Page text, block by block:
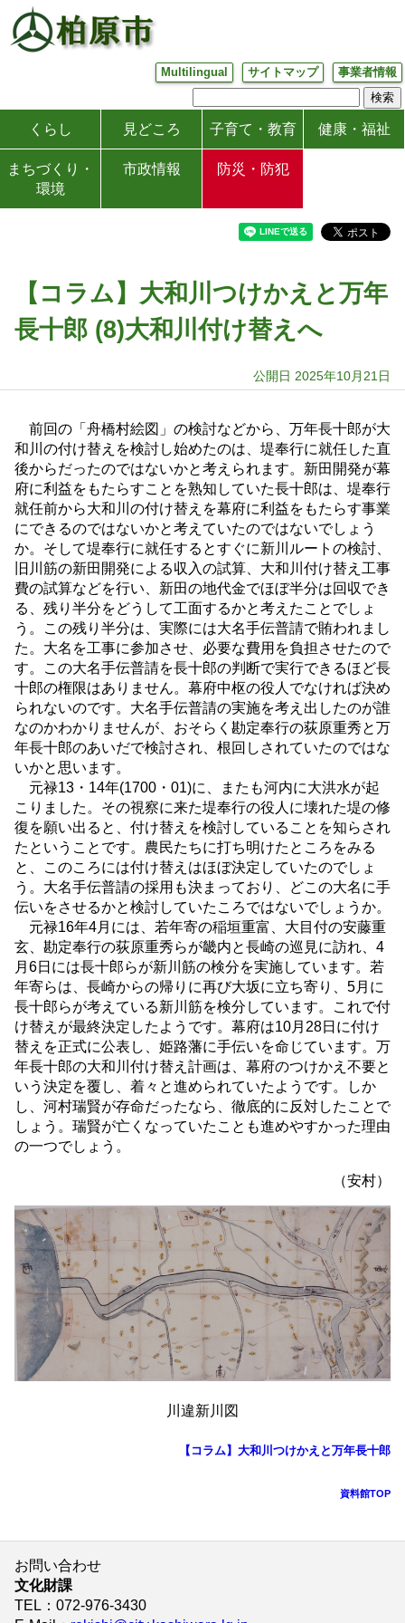
Multilingual サイトマップ 事業者情報
くらし 見どころ 子育て・教育 健康・福祉
まちづくり・
環境
市政情報 防災・防犯
【コラム】大和川つけかえと万年
長十郎 (8)大和川付け替えへ
公開日 2025年10月21日
前回の「舟橋村絵図」の検討などから、万年長十郎が大
和川の付け替えを検討し始めたのは、堤奉行に就任した直
後からだったのではないかと考えられます。新田開発が幕
府に利益をもたらすことを熟知していた長十郎は、堤奉行
就任前から大和川の付け替えを幕府に利益をもたらす事業
にできるのではないかと考えていたのではないでしょう
か。そして堤奉行に就任するとすぐに新川ルートの検討、
旧川筋の新田開発による収入の試算、大和川付け替え工事
費の試算などを行い、新田の地代金でほぼ半分は回収でき
る、残り半分をどうして工面するかと考えたことでしょ
う。この残り半分は、実際には大名手伝普請で賄われまし
た。大名を工事に参加させ、必要な費用を負担させたので
す。この大名手伝普請を長十郎の判断で実行できるほど長
十郎の権限はありません。幕府中枢の役人でなければ決め
られないのです。大名手伝普請の実施を考え出したのが誰
なのかわかりませんが、おそらく勘定奉行の荻原重秀と万
年長十郎のあいだで検討され、根回しされていたのではな
いかと思います。
元禄13・14年(1700・01)に、またも河内に大洪水が起
こりました。その視察に来た堤奉行の役人に壊れた堤の修
復を願い出ると、付け替えを検討していることを知らされ
たということです。農民たちに打ち明けたところをみる
と、このころには付け替えはほぼ決定していたのでしょ
う。大名手伝普請の採用も決まっており、どこの大名に手
伝いをさせるかと検討していたころではないでしょうか。
元禄16年4月には、若年寄の稲垣重富、大目付の安藤重
玄、勘定奉行の荻原重秀らが畿内と長崎の巡見に訪れ、4
月6日には長十郎らが新川筋の検分を実施しています。若
年寄らは、長崎からの帰りに再び大坂に立ち寄り、5月に
長十郎らが考えている新川筋を検分しています。これで付
け替えが最終決定したようです。幕府は10月28日に付け
替えを正式に公表し、姫路藩に手伝いを命じています。万
年長十郎の大和川付け替え計画は、幕府のつけかえ不要と
いう決定を覆し、着々と進められていたようです。しか
し、河村瑞賢が存命だったなら、徹底的に反対したことで
しょう。瑞賢が亡くなっていたことも進めやすかった理由
の一つでしょう。
（安村）
川違新川図
【コラム】大和川つけかえと万年長十郎
資料館TOP
お問い合わせ
文化財課
TEL ：072-976-3430